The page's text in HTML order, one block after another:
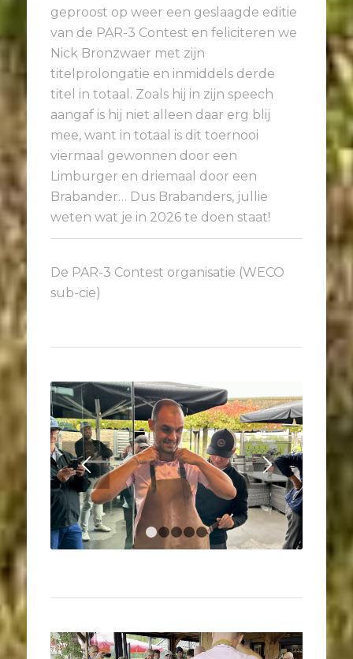
geproost op weer een geslaagde editie
van de PAR-3 Contest en feliciteren we
Nick Bronzwaer met zijn
titelprolongatie en inmiddels derde
titel in totaal. Zoals hij in zijn speech
aangaf is hij niet alleen daar erg blij
mee, want in totaal is dit toernooi
viermaal gewonnen door een
Limburger en driemaal door een
Brabander… Dus Brabanders, jullie
weten wat je in 2026 te doen staat!
De PAR-3 Contest organisatie (WECO
sub-cie)
1 2 3 4 5